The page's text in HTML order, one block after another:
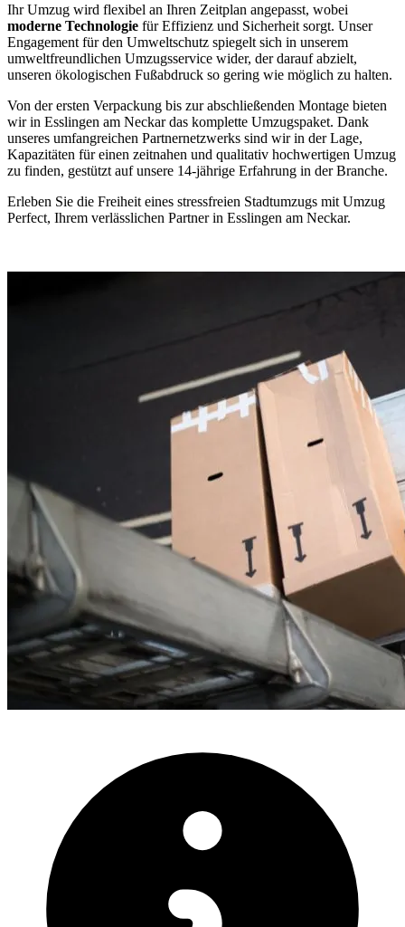
Ihr Umzug wird flexibel an Ihren Zeitplan angepasst, wobei
moderne Technologie für Effizienz und Sicherheit sorgt. Unser
Engagement für den Umweltschutz spiegelt sich in unserem
umweltfreundlichen Umzugsservice wider, der darauf abzielt,
unseren ökologischen Fußabdruck so gering wie möglich zu halten.
Von der ersten Verpackung bis zur abschließenden Montage bieten
wir in Esslingen am Neckar das komplette Umzugspaket. Dank
unseres umfangreichen Partnernetzwerks sind wir in der Lage,
Kapazitäten für einen zeitnahen und qualitativ hochwertigen Umzug
zu finden, gestützt auf unsere 14-jährige Erfahrung in der Branche.
Erleben Sie die Freiheit eines stressfreien Stadtumzugs mit Umzug
Perfect, Ihrem verlässlichen Partner in Esslingen am Neckar.